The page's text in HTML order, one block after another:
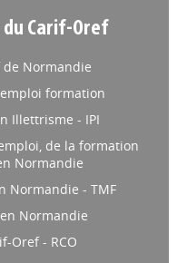
Carif-Oref
Normandie
formation
Illettrisme - IPI
de la formation
Normandie
Normandie - TMF
Normandie
Oref - RCO